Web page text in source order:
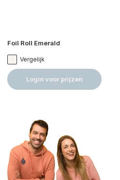
Foil Roll Emerald
Vergelijk
Login voor prijzen